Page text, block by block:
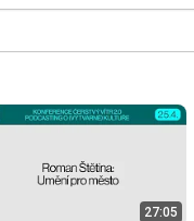
27:05